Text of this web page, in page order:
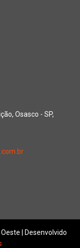
Osasco - SP,
| Desenvolvido